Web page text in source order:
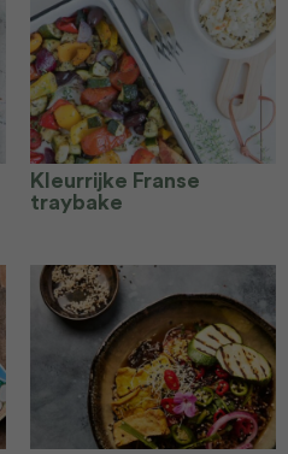
Kleurrijke Franse
traybake